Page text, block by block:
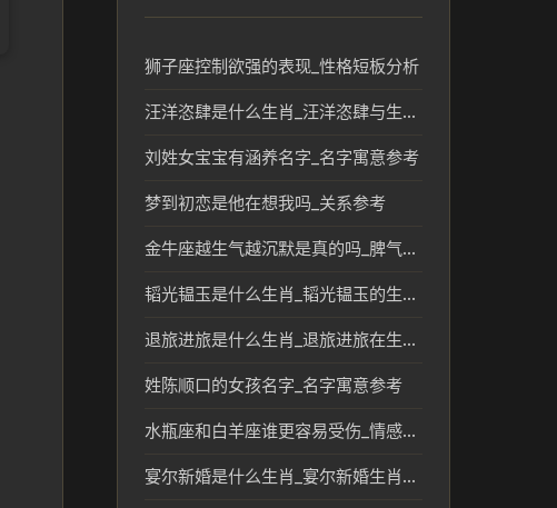
狮子座控制欲强的表现_性格短板分析
汪洋恣肆是什么生肖_汪洋恣肆与生肖文化的联系
刘姓女宝宝有涵养名字_名字寓意参考
梦到初恋是他在想我吗_关系参考
金牛座越生气越沉默是真的吗_脾气特点解析
韬光韫玉是什么生肖_韬光韫玉的生肖象征与文化解读
退旅进旅是什么生肖_退旅进旅在生肖文化中的象征意义
姓陈顺口的女孩名字_名字寓意参考
水瓶座和白羊座谁更容易受伤_情感脆弱性解析
宴尔新婚是什么生肖_宴尔新婚生肖文化与传统解读